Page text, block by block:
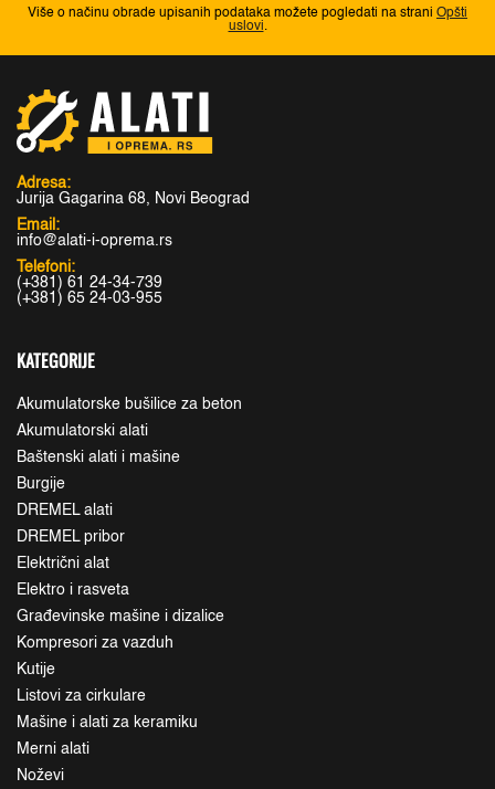
Više o načinu obrade upisanih podataka možete pogledati na strani Opšti
uslovi .
Adresa:
Jurija Gagarina 68, Novi Beograd
Email:
info@alati-i-oprema.rs
Telefoni:
(+381) 61 24-34-739
(+381) 65 24-03-955
KATEGORIJE
Akumulatorske bušilice za beton
Akumulatorski alati
Baštenski alati i mašine
Burgije
DREMEL alati
DREMEL pribor
Električni alat
Elektro i rasveta
Građevinske mašine i dizalice
Kompresori za vazduh
Kutije
Listovi za cirkulare
Mašine i alati za keramiku
Merni alati
Noževi